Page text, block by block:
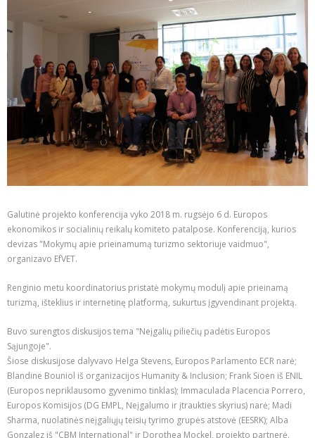
Galutinė projekto konferencija vyko 2018 m. rugsėjo 6 d. Europos
ekonomikos ir socialinių reikalų komiteto patalpose. Konferenciją, kurios
devizas "Mokymų apie prieinamumą turizmo sektoriuje vaidmuo",
organizavo EfVET.
Renginio metu koordinatorius pristatė mokymų modulį apie prieinamą
turizmą, išteklius ir internetinę platformą, sukurtus įgyvendinant projektą.
Buvo surengtos diskusijos tema "Neįgalių piliečių padėtis Europos
Sąjungoje".
Šiose diskusijose dalyvavo Helga Stevens, Europos Parlamento ECR narė;
Blandine Bouniol iš organizacijos Humanity & Inclusion; Frank Sioen iš ENIL
(Europos nepriklausomo gyvenimo tinklas); Immaculada Placencia Porrero,
Europos Komisijos (DG EMPL, Neįgalumo ir įtraukties skyrius) narė; Madi
Sharma, nuolatinės neįgaliųjų teisių tyrimo grupės atstovė (EESRK); Alba
Gonzalez iš "CBM International" ir Dorothea Mockel, projekto partnerė,